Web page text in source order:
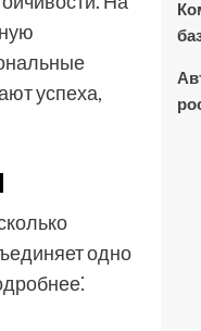
успеха,
одно